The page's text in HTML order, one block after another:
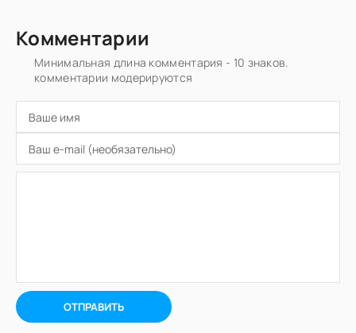
Комментарии
Минимальная длина комментария - 10 знаков.
комментарии модерируются
ОТПРАВИТЬ